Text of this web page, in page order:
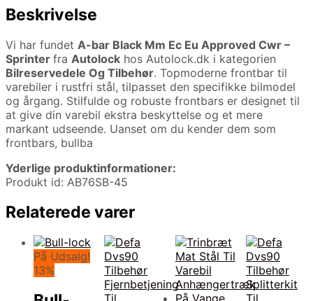
Beskrivelse
Vi har fundet A-bar Black Mm Ec Eu Approved Cwr –
Sprinter fra Autolock hos Autolock.dk i kategorien
Bilreservedele Og Tilbehør. Topmoderne frontbar til
varebiler i rustfri stål, tilpasset den specifikke bilmodel
og årgang. Stilfulde og robuste frontbars er designet til
at give din varebil ekstra beskyttelse og et mere
markant udseende. Uanset om du kender dem som
frontbars, bullba
Yderlige produktinformationer:
Produkt id: AB76SB-45
Relaterede varer
På Udsalg!
13%